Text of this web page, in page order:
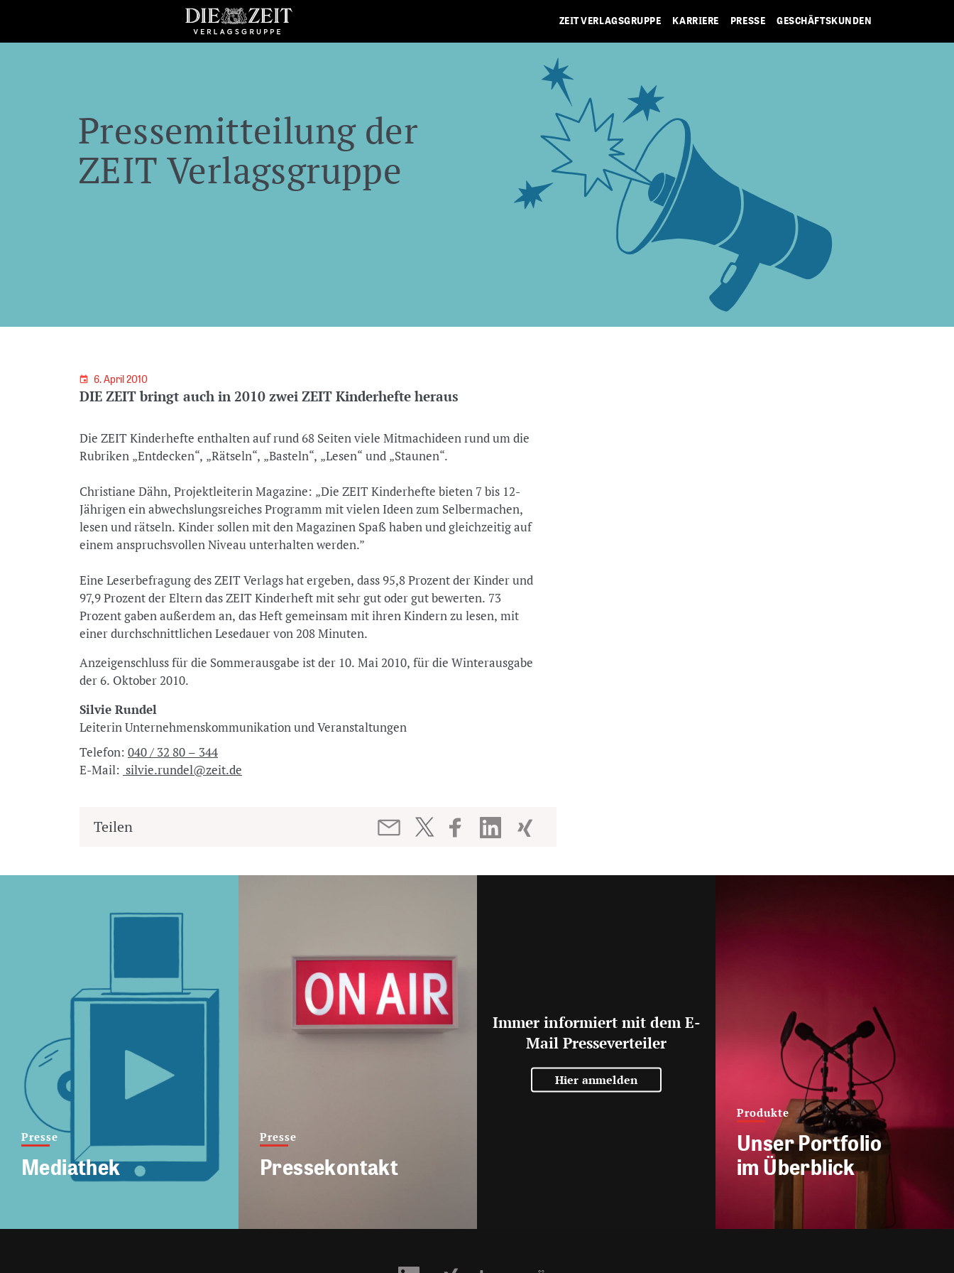
ZEIT VERLAGSGRUPPE KARRIERE PRESSE GESCHÄFTSKUNDEN
Pressemitteilung der
ZEIT Verlagsgruppe
6. April 2010
DIE ZEIT bringt auch in 2010 zwei ZEIT Kinderhefte heraus
Die ZEIT Kinderhefte enthalten auf rund 68 Seiten viele Mitmachideen rund um die
Rubriken „Entdecken“, „Rätseln“, „Basteln“, „Lesen“ und „Staunen“.
Christiane Dähn, Projektleiterin Magazine: „Die ZEIT Kinderhefte bieten 7 bis 12-
Jährigen ein abwechslungsreiches Programm mit vielen Ideen zum Selbermachen,
lesen und rätseln. Kinder sollen mit den Magazinen Spaß haben und gleichzeitig auf
einem anspruchsvollen Niveau unterhalten werden.”
Eine Leserbefragung des ZEIT Verlags hat ergeben, dass 95,8 Prozent der Kinder und
97,9 Prozent der Eltern das ZEIT Kinderheft mit sehr gut oder gut bewerten. 73
Prozent gaben außerdem an, das Heft gemeinsam mit ihren Kindern zu lesen, mit
einer durchschnittlichen Lesedauer von 208 Minuten.
Anzeigenschluss für die Sommerausgabe ist der 10. Mai 2010, für die Winterausgabe
der 6. Oktober 2010.
Silvie Rundel
Leiterin Unternehmenskommunikation und Veranstaltungen
Telefon: 040 / 32 80 – 344
E-Mail: silvie.rundel@zeit.de
Teilen
Presse
Mediathek
Presse
Pressekontakt
Immer informiert mit dem E-
Mail Presseverteiler
Hier anmelden
Produkte
Unser Portfolio
im Überblick